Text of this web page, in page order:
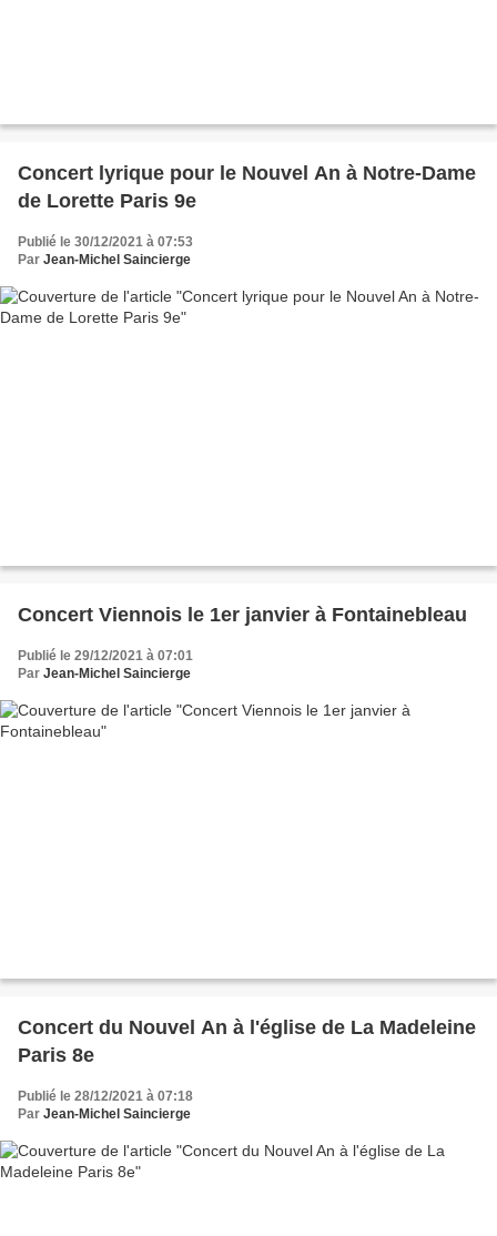
Concert lyrique pour le Nouvel An à Notre-Dame
de Lorette Paris 9e
Publié le 30/12/2021 à 07:53
Par Jean-Michel Saincierge
Concert Viennois le 1er janvier à Fontainebleau
Publié le 29/12/2021 à 07:01
Par Jean-Michel Saincierge
Concert du Nouvel An à l'église de La Madeleine
Paris 8e
Publié le 28/12/2021 à 07:18
Par Jean-Michel Saincierge